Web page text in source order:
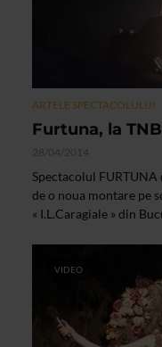
ARTELE SPECTACOLULUI
Furtuna, la TNB
28/04/2014
Spectacolul FURTUNA
de o noua montare pe
« I.L.Caragiale » din
VIDEO